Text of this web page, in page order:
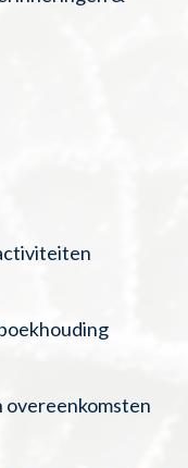
overeenkomsten